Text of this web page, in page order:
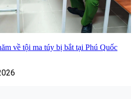
về tội ma túy bị bắt tại Phú Quốc